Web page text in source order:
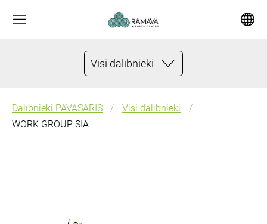
Visi dalībnieki
Dalībnieki PAVASARIS
Visi dalībnieki
WORK GROUP SIA